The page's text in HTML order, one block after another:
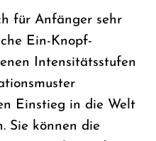
für Anfänger sehr
Ein-Knopf-
Intensitätsstufen
Einstieg in die Welt
Sie können die